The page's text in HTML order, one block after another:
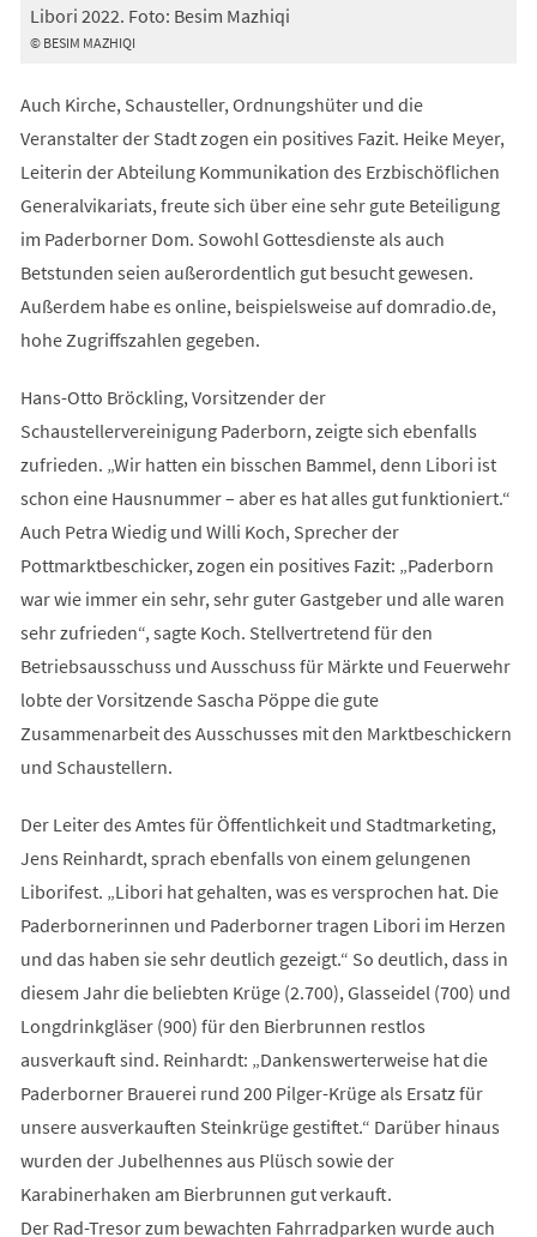
© BESIM MAZHIQI
Libori 2022. Foto: Besim Mazhiqi
Auch Kirche, Schausteller, Ordnungshüter und die
Veranstalter der Stadt zogen ein positives Fazit. Heike Meyer,
Leiterin der Abteilung Kommunikation des Erzbischöflichen
Generalvikariats, freute sich über eine sehr gute Beteiligung
im Paderborner Dom. Sowohl Gottesdienste als auch
Betstunden seien außerordentlich gut besucht gewesen.
Außerdem habe es online, beispielsweise auf domradio.de,
hohe Zugriffszahlen gegeben.
Hans-Otto Bröckling, Vorsitzender der
Schaustellervereinigung Paderborn, zeigte sich ebenfalls
zufrieden. „Wir hatten ein bisschen Bammel, denn Libori ist
schon eine Hausnummer – aber es hat alles gut funktioniert.“
Auch Petra Wiedig und Willi Koch, Sprecher der
Pottmarktbeschicker, zogen ein positives Fazit: „Paderborn
war wie immer ein sehr, sehr guter Gastgeber und alle waren
sehr zufrieden“, sagte Koch. Stellvertretend für den
Betriebsausschuss und Ausschuss für Märkte und Feuerwehr
lobte der Vorsitzende Sascha Pöppe die gute
Zusammenarbeit des Ausschusses mit den Marktbeschickern
und Schaustellern.
Der Leiter des Amtes für Öffentlichkeit und Stadtmarketing,
Jens Reinhardt, sprach ebenfalls von einem gelungenen
Liborifest. „Libori hat gehalten, was es versprochen hat. Die
Paderbornerinnen und Paderborner tragen Libori im Herzen
und das haben sie sehr deutlich gezeigt.“ So deutlich, dass in
diesem Jahr die beliebten Krüge (2.700), Glasseidel (700) und
Longdrinkgläser (900) für den Bierbrunnen restlos
ausverkauft sind. Reinhardt: „Dankenswerterweise hat die
Paderborner Brauerei rund 200 Pilger-Krüge als Ersatz für
unsere ausverkauften Steinkrüge gestiftet.“ Darüber hinaus
wurden der Jubelhennes aus Plüsch sowie der
Karabinerhaken am Bierbrunnen gut verkauft.
Der Rad-Tresor zum bewachten Fahrradparken wurde auch